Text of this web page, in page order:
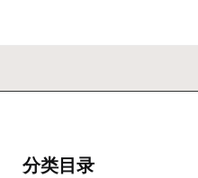
分类目录